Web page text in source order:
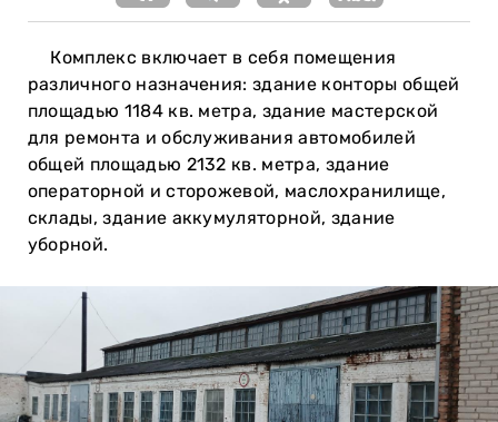
Комплекс включает в себя помещения
различного назначения: здание конторы общей
площадью 1184 кв. метра, здание мастерской
для ремонта и обслуживания автомобилей
общей площадью 2132 кв. метра, здание
операторной и сторожевой, маслохранилище,
склады, здание аккумуляторной, здание
уборной.